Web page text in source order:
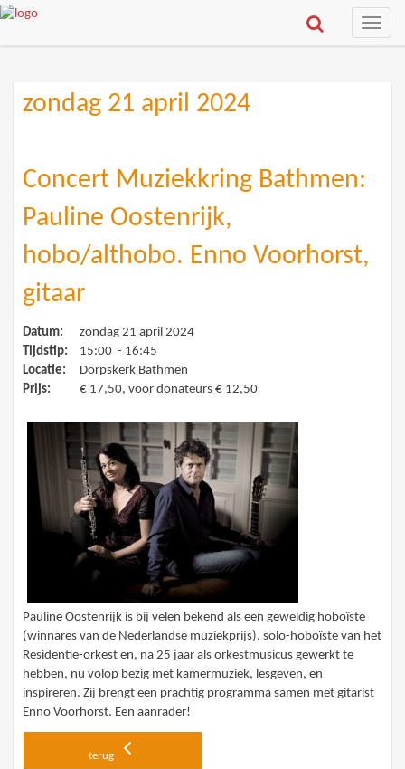
Toggle
zondag 21 april 2024
Concert Muziekkring Bathmen:
Pauline Oostenrijk,
hobo/althobo. Enno Voorhorst,
gitaar
Datum:
zondag 21 april 2024
Tijdstip:
15:00 - 16:45
Locatie:
Dorpskerk Bathmen
Prijs:
€ 17,50, voor donateurs € 12,50
Pauline Oostenrijk is bij velen bekend als een geweldig hoboïste
(winnares van de Nederlandse muziekprijs), solo-hoboïste van het
Residentie-orkest en, na 25 jaar als orkestmusicus gewerkt te
hebben, nu volop bezig met kamermuziek, lesgeven, en
inspireren. Zij brengt een prachtig programma samen met gitarist
Enno Voorhorst. Een aanrader!
terug